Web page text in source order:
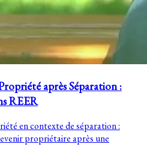
après Séparation :
REER
en contexte de séparation :
propriétaire après une